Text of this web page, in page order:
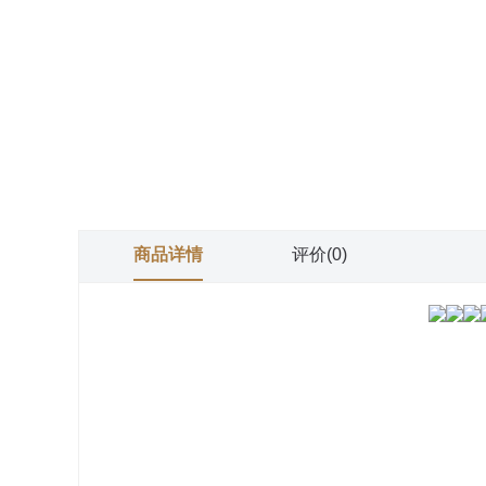
商品详情 评价(0)